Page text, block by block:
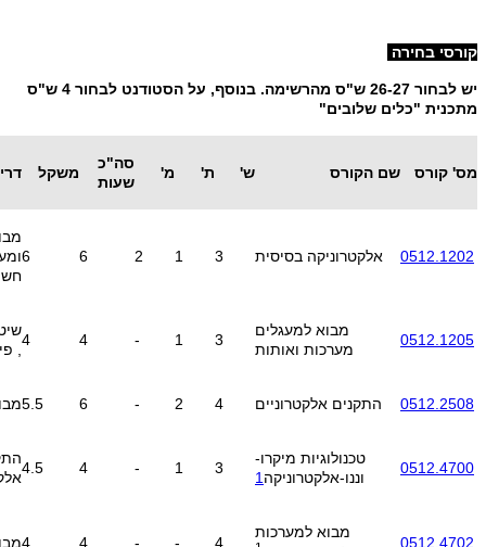
קורסי בחירה
יש לבחור 26-27 ש"ס מהרשימה. בנוסף, על הסטודנט לבחור 4 ש"ס
מתכנית "כלים שלובים"
מס' קורס שם הקורס ש' ת' מ'
סה"כ
שעות
משקל
0512.1202 אלקטרוניקה בסיסית 3
1
2
6
6
0512.1205
מבוא למעגלים
מערכות ואותות
3
1
-
4
4
,
0512.2508 התקנים אלקטרוניים 4
2
-
6
5.5
0512.4700
טכנולוגיות מיקרו-
וננו-אלקטרוניקה 1
3
1
-
4
4.5
0512.4702
מבוא למערכות
4
-
-
4
4